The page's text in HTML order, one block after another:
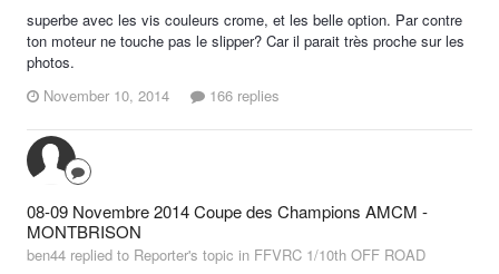
superbe avec les vis couleurs crome, et les belle option. Par contre
ton moteur ne touche pas le slipper? Car il parait très proche sur les
photos.
November 10, 2014
166 replies
08-09 Novembre 2014 Coupe des Champions AMCM -
MONTBRISON
ben44 replied to Reporter's topic in FFVRC 1/10th OFF ROAD